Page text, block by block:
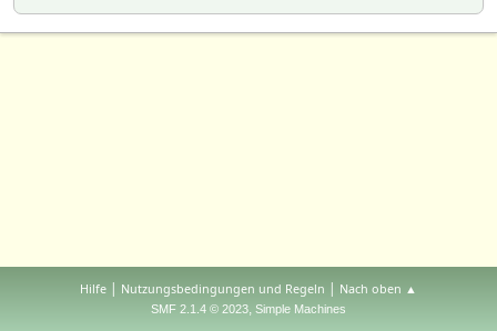
Hilfe | Nutzungsbedingungen und Regeln | Nach oben ▲
SMF 2.1.4 © 2023, Simple Machines